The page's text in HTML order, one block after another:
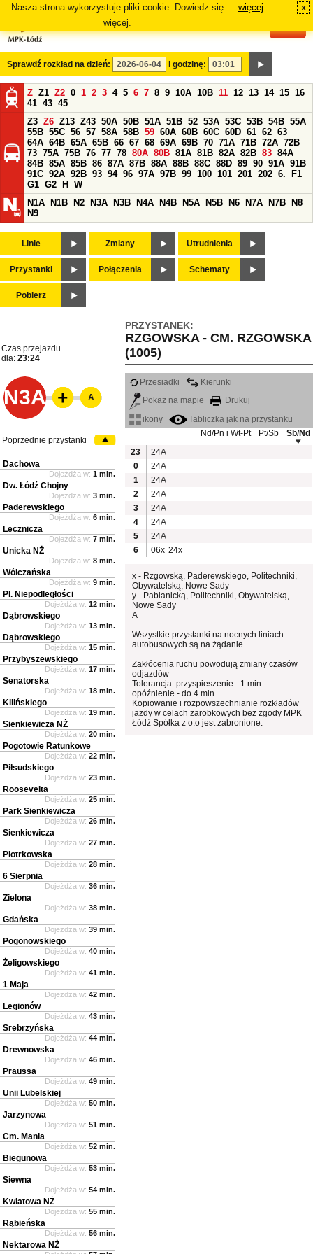
Nasza strona wykorzystuje pliki cookie. Dowiedz się
więcej.
więcej x
Sprawdź rozkład na dzień: i godzinę:
Z Z1 Z2 0 1 2 3 4 5 6 7 8 9 10A 10B 11 12 13 14 15 16
41 43 45
Z3 Z6 Z13 Z43 50A 50B 51A 51B 52 53A 53C 53B 54B 55A
55B 55C 56 57 58A 58B 59 60A 60B 60C 60D 61 62 63
64A 64B 65A 65B 66 67 68 69A 69B 70 71A 71B 72A 72B
73 75A 75B 76 77 78 80A 80B 81A 81B 82A 82B 83 84A
84B 85A 85B 86 87A 87B 88A 88B 88C 88D 89 90 91A 91B
91C 92A 92B 93 94 96 97A 97B 99 100 101 201 202 6.
F1
G1 G2 H
W
N1A
N1B N2 N3A N3B N4A N4B N5A N5B N6 N7A N7B
N8
N9
Linie Zmiany Utrudnienia
Przystanki Połączenia Schematy
Pobierz
PRZYSTANEK:
RZGOWSKA - CM. RZGOWSKA
(1005)
Czas przejazdu
dla: 23:24
N3A
Przesiadki
Kierunki
Pokaż na mapie
Drukuj
ikony
Tabliczka jak na przystanku
Nd/Pn i Wt-Pt
Pt/Sb
Sb/Nd
23
24A
0
24A
1
24A
2
24A
3
24A
4
24A
5
24A
6
06x 24x
x - Rzgowską, Paderewskiego, Politechniki,
Obywatelską, Nowe Sady
y - Pabianicką, Politechniki, Obywatelską,
Nowe Sady
A
Wszystkie przystanki na nocnych liniach
autobusowych są na żądanie.
Zakłócenia ruchu powodują zmiany czasów
odjazdów
Tolerancja: przyspieszenie - 1 min.
opóźnienie - do 4 min.
Kopiowanie i rozpowszechnianie rozkładów
jazdy w celach zarobkowych bez zgody MPK
Łódź Spółka z o.o jest zabronione.
A
Poprzednie przystanki
Dachowa
Dojeżdża w: 1 min.
Dw. Łódź Chojny
Dojeżdża w: 3 min.
Paderewskiego
Dojeżdża w: 6 min.
Lecznicza
Dojeżdża w: 7 min.
Unicka NŻ
Dojeżdża w: 8 min.
Wólczańska
Dojeżdża w: 9 min.
Pl. Niepodległości
Dojeżdża w: 12 min.
Dąbrowskiego
Dojeżdża w: 13 min.
Dąbrowskiego
Dojeżdża w: 15 min.
Przybyszewskiego
Dojeżdża w: 17 min.
Senatorska
Dojeżdża w: 18 min.
Kilińskiego
Dojeżdża w: 19 min.
Sienkiewicza NŻ
Dojeżdża w: 20 min.
Pogotowie Ratunkowe
Dojeżdża w: 22 min.
Piłsudskiego
Dojeżdża w: 23 min.
Roosevelta
Dojeżdża w: 25 min.
Park Sienkiewicza
Dojeżdża w: 26 min.
Sienkiewicza
Dojeżdża w: 27 min.
Piotrkowska
Dojeżdża w: 28 min.
6 Sierpnia
Dojeżdża w: 36 min.
Zielona
Dojeżdża w: 38 min.
Gdańska
Dojeżdża w: 39 min.
Pogonowskiego
Dojeżdża w: 40 min.
Żeligowskiego
Dojeżdża w: 41 min.
1 Maja
Dojeżdża w: 42 min.
Legionów
Dojeżdża w: 43 min.
Srebrzyńska
Dojeżdża w: 44 min.
Drewnowska
Dojeżdża w: 46 min.
Praussa
Dojeżdża w: 49 min.
Unii Lubelskiej
Dojeżdża w: 50 min.
Jarzynowa
Dojeżdża w: 51 min.
Cm. Mania
Dojeżdża w: 52 min.
Biegunowa
Dojeżdża w: 53 min.
Siewna
Dojeżdża w: 54 min.
Kwiatowa NŻ
Dojeżdża w: 55 min.
Rąbieńska
Dojeżdża w: 56 min.
Nektarowa NŻ